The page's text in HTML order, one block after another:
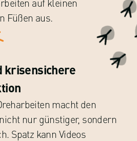
auf kleinen
Füßen aus.
krisensichere
macht den
nur günstiger, sondern
Spatz kann Videos